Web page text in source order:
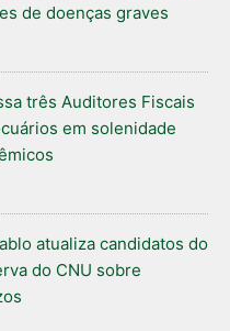
de doenças graves
três Auditores Fiscais
em solenidade
atualiza candidatos do
do CNU sobre